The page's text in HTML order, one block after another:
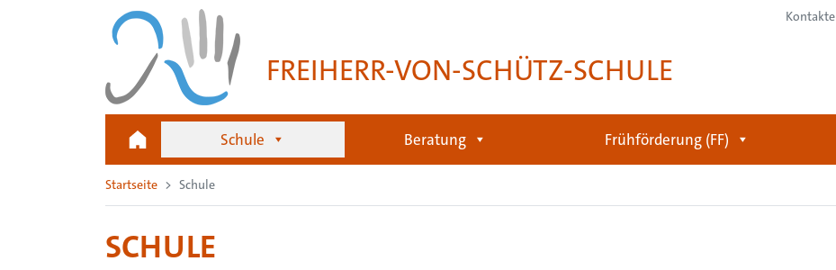
FREIHERR-VON-SCHÜTZ-SCHULE
Kontakte
Schule Beratung Frühförderung (FF)
Startseite Schule
SCHULE